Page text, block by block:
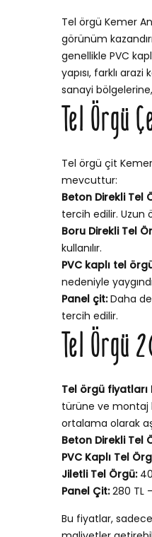
Tel örgü Kemer
görünüm
genellikle PVC
yapısı, farklı
sanayi
Tel Örgü
Tel örgü çit
mevcuttur:
Beton Direkli Tel
tercih edilir. Uzun
Boru Direkli Tel
kullanılır.
PVC kaplı tel
nedeniyle
Panel çit:Daha
tercih edilir.
Tel Örgü
Tel örgü
türüne ve montaj
ortalama olarak
Beton Direkli Tel
PVC Kaplı Tel
Jiletli Tel Örgü:
Panel Çit:280 TL
Bu fiyatlar,